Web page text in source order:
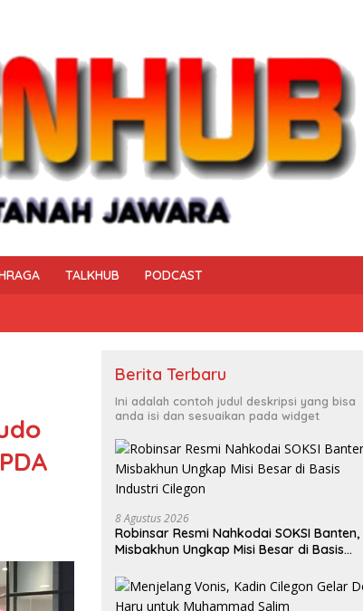
TALKHUB PODCAST
Berita Terbaru
Ini adalah contoh judul deskripsi yang bisa
anda isi dan sesuaikan pada widget
8 Agustus 2026
Robinsar Resmi Nahkodai SOKSI Banten,
Misbakhun Ungkap Misi Besar di Basis